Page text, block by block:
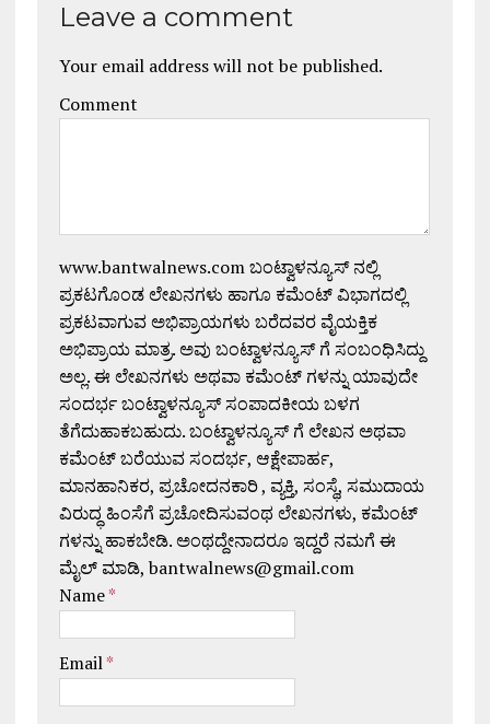
Leave a comment
Your email address will not be published.
Comment
www.bantwalnews.com ಬಂಟ್ವಾಳನ್ಯೂಸ್ ನಲ್ಲಿ
ಪ್ರಕಟಗೊಂಡ ಲೇಖನಗಳು ಹಾಗೂ ಕಮೆಂಟ್ ವಿಭಾಗದಲ್ಲಿ
ಪ್ರಕಟವಾಗುವ ಅಭಿಪ್ರಾಯಗಳು ಬರೆದವರ ವೈಯಕ್ತಿಕ
ಅಭಿಪ್ರಾಯ ಮಾತ್ರ. ಅವು ಬಂಟ್ವಾಳನ್ಯೂಸ್ ಗೆ ಸಂಬಂಧಿಸಿದ್ದು
ಅಲ್ಲ. ಈ ಲೇಖನಗಳು ಅಥವಾ ಕಮೆಂಟ್ ಗಳನ್ನು ಯಾವುದೇ
ಸಂದರ್ಭ ಬಂಟ್ವಾಳನ್ಯೂಸ್ ಸಂಪಾದಕೀಯ ಬಳಗ
ತೆಗೆದುಹಾಕಬಹುದು. ಬಂಟ್ವಾಳನ್ಯೂಸ್ ಗೆ ಲೇಖನ ಅಥವಾ
ಕಮೆಂಟ್ ಬರೆಯುವ ಸಂದರ್ಭ, ಆಕ್ಷೇಪಾರ್ಹ,
ಮಾನಹಾನಿಕರ, ಪ್ರಚೋದನಕಾರಿ , ವ್ಯಕ್ತಿ, ಸಂಸ್ಥೆ, ಸಮುದಾಯ
ವಿರುದ್ಧ ಹಿಂಸೆಗೆ ಪ್ರಚೋದಿಸುವಂಥ ಲೇಖನಗಳು, ಕಮೆಂಟ್
ಗಳನ್ನು ಹಾಕಬೇಡಿ. ಅಂಥದ್ದೇನಾದರೂ ಇದ್ದರೆ ನಮಗೆ ಈ
ಮೈಲ್ ಮಾಡಿ, bantwalnews@gmail.com
Name*
Email*